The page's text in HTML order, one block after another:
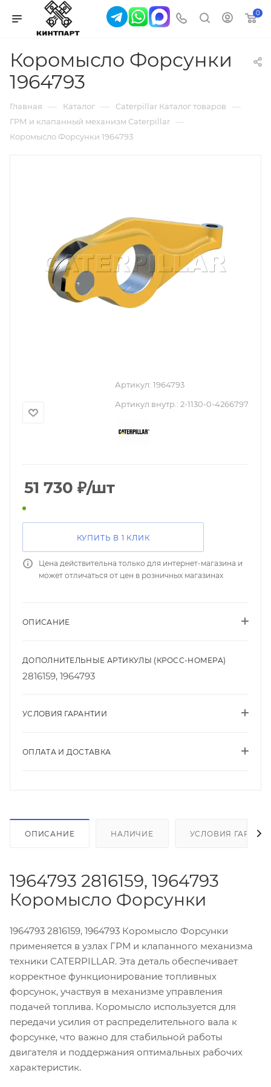
0
Коромысло Форсунки
1964793
Главная — Каталог — Caterpillar Каталог товаров —
ГРМ и клапанный механизм Caterpillar —
Коромысло Форсунки 1964793
Артикул: 1964793
Артикул внутр.: 2-1130-0-4266797
51 730 ₽/шт
КУПИТЬ В 1 КЛИК
Цена действительна только для интернет-магазина и
может отличаться от цен в розничных магазинах
ОПИСАНИЕ
ДОПОЛНИТЕЛЬНЫЕ АРТИКУЛЫ (КРОСС-НОМЕРА)
2816159, 1964793
УСЛОВИЯ ГАРАНТИИ
ОПЛАТА И ДОСТАВКА
ОПИСАНИЕ НАЛИЧИЕ УСЛОВИЯ
1964793 2816159, 1964793
Коромысло Форсунки
1964793 2816159, 1964793 Коромысло Форсунки
применяется в узлах ГРМ и клапанного механизма
техники CATERPILLAR. Эта деталь обеспечивает
корректное функционирование топливных
форсунок, участвуя в механизме управления
подачей топлива. Коромысло используется для
передачи усилия от распределительного вала к
форсунке, что важно для стабильной работы
двигателя и поддержания оптимальных рабочих
характеристик.